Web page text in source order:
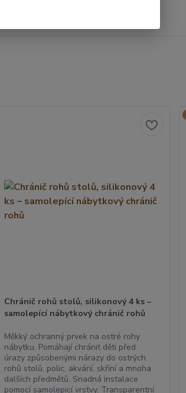
Chránič rohů stolů, silikonový 4 ks –
samolepící nábytkový chránič rohů
Měkký ochranný prvek na ostré rohy
nábytku. Pomáhají chránit děti před
úrazy způsobenými nárazy do ostrých
rohů stolů, polic, akvárií, skříní a mnoha
dalších předmětů. Snadná instalace
pomocí samolepicí vrstvy. Transparentní